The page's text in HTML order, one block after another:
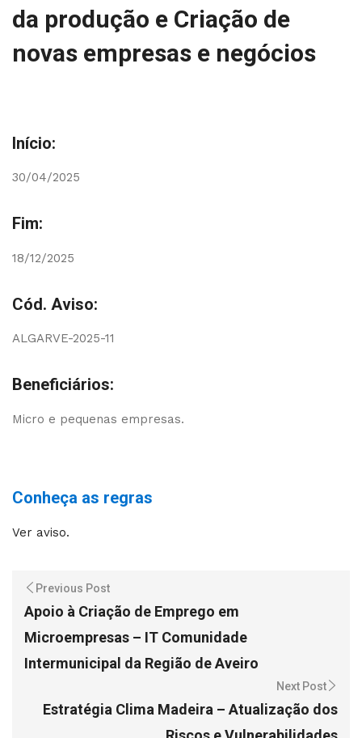
da produção e Criação de
novas empresas e negócios
Início:
30/04/2025
Fim:
18/12/2025
Cód. Aviso:
ALGARVE-2025-11
Beneficiários:
Micro e pequenas empresas.
Conheça as regras
Ver aviso.
Previous Post
Apoio à Criação de Emprego em
Microempresas – IT Comunidade
Intermunicipal da Região de Aveiro
Next Post
Estratégia Clima Madeira – Atualização dos